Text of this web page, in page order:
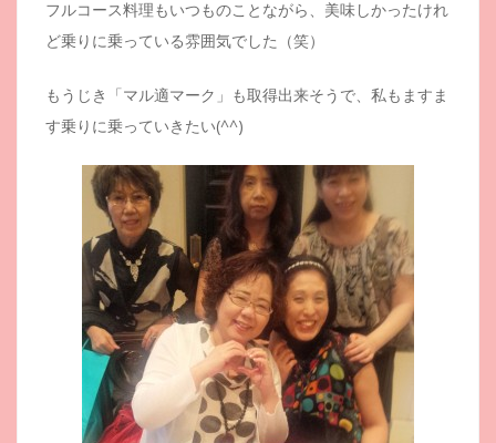
フルコース料理もいつものことながら、美味しかったけれ
ど乗りに乗っている雰囲気でした（笑）
もうじき「マル適マーク」も取得出来そうで、私もますま
す乗りに乗っていきたい(^^)